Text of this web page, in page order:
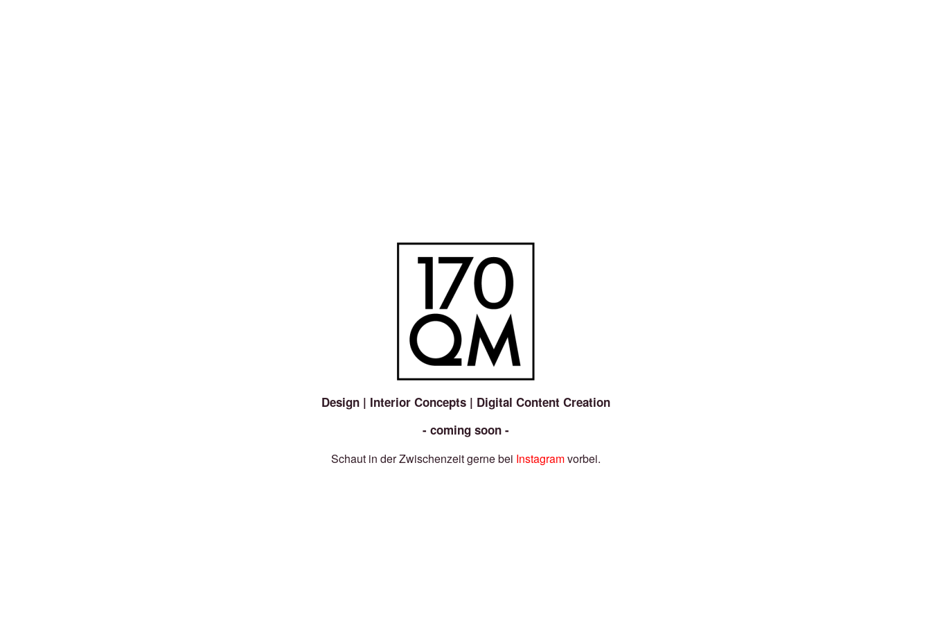
Design | Interior Concepts | Digital Content Creation
- coming soon -
Schaut in der Zwischenzeit gerne bei Instagramvorbei.